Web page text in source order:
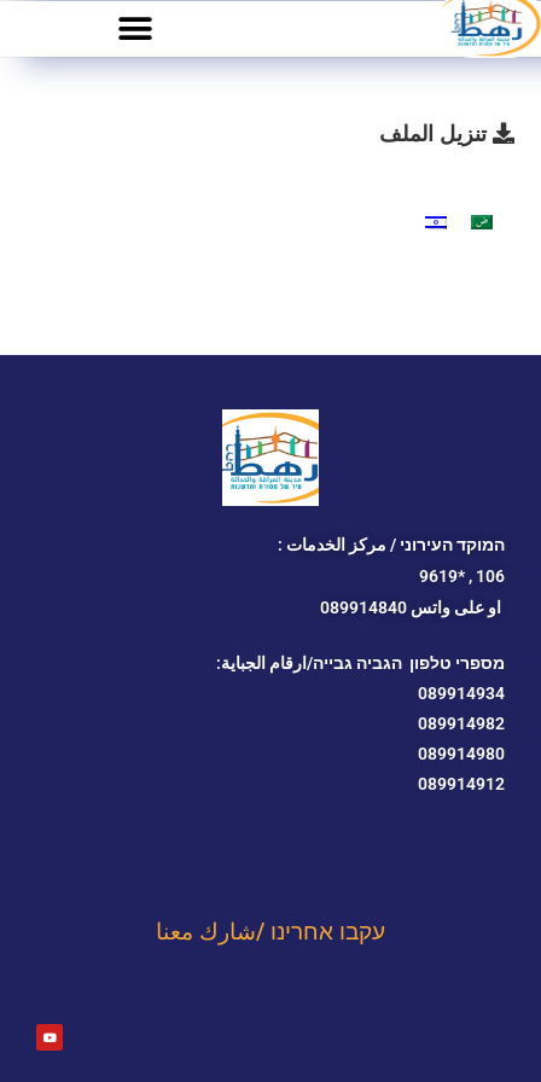
تنزيل الملف
המוקד העירוני / مركز الخدمات :
106 ,
*9619
او على واتس 089914840
מספרי טלפון הגביה גבייה/ارقام الجباية:
089914934
089914982
089914980
089914912
עקבו אחרינו /شارك معنا